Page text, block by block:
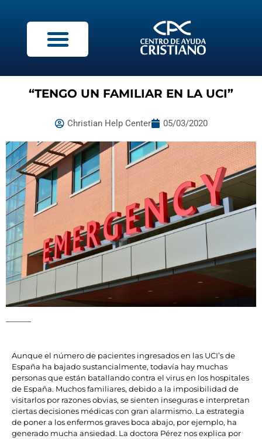
“TENGO UN FAMILIAR EN LA UCI”
Christian Help Center 05/03/2020
Aunque el número de pacientes ingresados en las UCI’s de
España ha bajado sustancialmente, todavía hay muchas
personas que están batallando contra el virus en los hospitales
de España. Muchos familiares, debido a la imposibilidad de
visitarlos por razones obvias, se sienten inseguras e interpretan
ciertas decisiones médicas con gran alarmismo. La estrategia
de poner a los enfermos graves boca abajo, por ejemplo, ha
generado mucha ansiedad. La doctora Pérez nos explica por